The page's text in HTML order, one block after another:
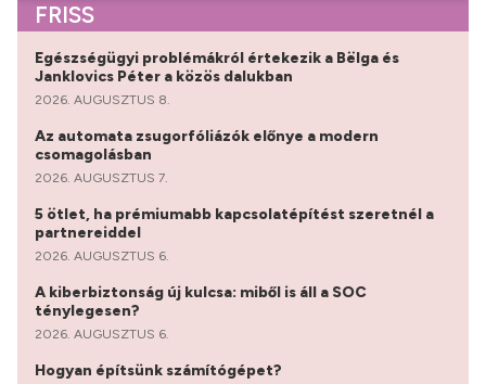
FRISS
Egészségügyi problémákról értekezik a Bëlga és
Janklovics Péter a közös dalukban
2026. AUGUSZTUS 8.
Az automata zsugorfóliázók előnye a modern
csomagolásban
2026. AUGUSZTUS 7.
5 ötlet, ha prémiumabb kapcsolatépítést szeretnél a
partnereiddel
2026. AUGUSZTUS 6.
A kiberbiztonság új kulcsa: miből is áll a SOC
ténylegesen?
2026. AUGUSZTUS 6.
Hogyan építsünk számítógépet?